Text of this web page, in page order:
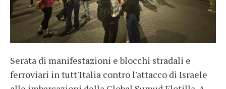
Serata di manifestazioni e blocchi stradali e
ferroviari in tutt'Italia contro l'attacco di Israele